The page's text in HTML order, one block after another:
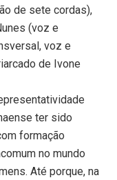
de sete cordas),
(voz e
voz e
de Ivone
ter sido
formação
no mundo
Até porque, na